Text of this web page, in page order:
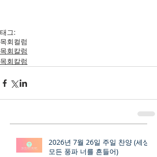
태그:
목회컬럼
목회칼럼
목회칼럼
2026년 7월 26일 주일 찬양 (세상
모든 풍파 너를 흔들어)